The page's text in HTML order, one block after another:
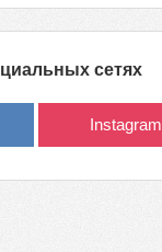
сетях
Instagram